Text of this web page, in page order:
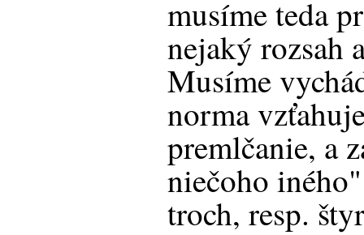
musíme teda
nejaký rozsah
Musíme
norma
premlčanie, a
niečoho
troch, resp.